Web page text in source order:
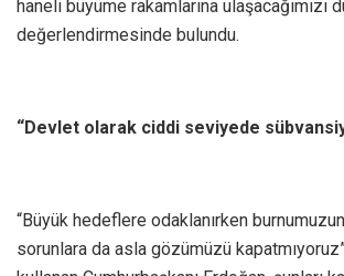
haneli büyüme rakamlarına ulaşacağımızı
değerlendirmesinde bulundu.
“Devlet olarak ciddi seviyede
“Büyük hedeflere odaklanırken
sorunlara da asla gözümüzü